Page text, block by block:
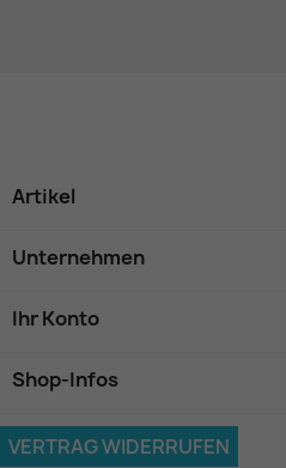
Artikel
Unternehmen
Ihr Konto
Shop-Infos
VERTRAG WIDERRUFEN